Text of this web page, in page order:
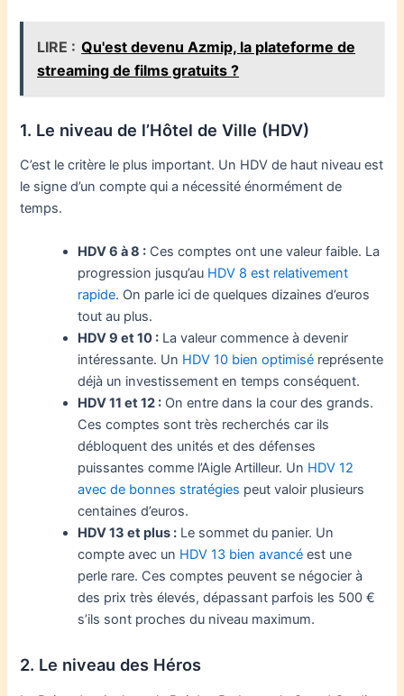
LIRE : Qu'est devenu Azmip, la plateforme de
streaming de films gratuits ?
1. Le niveau de l’Hôtel de Ville (HDV)
C’est le critère le plus important. Un HDV de haut niveau est
le signe d’un compte qui a nécessité énormément de
temps.
HDV 6 à 8 : Ces comptes ont une valeur faible. La
progression jusqu’au HDV 8 est relativement
rapide. On parle ici de quelques dizaines d’euros
tout au plus.
HDV 9 et 10 : La valeur commence à devenir
intéressante. Un HDV 10 bien optimisé représente
déjà un investissement en temps conséquent.
HDV 11 et 12 : On entre dans la cour des grands.
Ces comptes sont très recherchés car ils
débloquent des unités et des défenses
puissantes comme l’Aigle Artilleur. Un HDV 12
avec de bonnes stratégies peut valoir plusieurs
centaines d’euros.
HDV 13 et plus : Le sommet du panier. Un
compte avec un HDV 13 bien avancé est une
perle rare. Ces comptes peuvent se négocier à
des prix très élevés, dépassant parfois les 500 €
s’ils sont proches du niveau maximum.
2. Le niveau des Héros